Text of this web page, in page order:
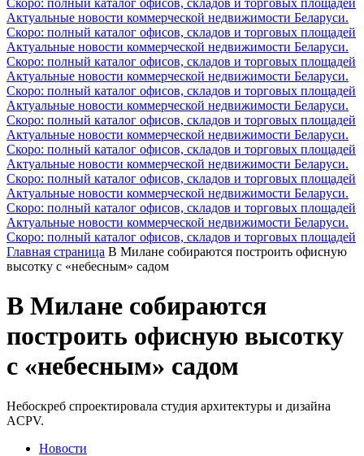
Актуальные новости коммерческой недвижимости Беларуси.
Скоро: полный каталог офисов, складов и торговых площадей
Актуальные новости коммерческой недвижимости Беларуси.
Скоро: полный каталог офисов, складов и торговых площадей
Актуальные новости коммерческой недвижимости Беларуси.
Скоро: полный каталог офисов, складов и торговых площадей
Актуальные новости коммерческой недвижимости Беларуси.
Скоро: полный каталог офисов, складов и торговых площадей
Актуальные новости коммерческой недвижимости Беларуси.
Скоро: полный каталог офисов, складов и торговых площадей
Актуальные новости коммерческой недвижимости Беларуси.
Скоро: полный каталог офисов, складов и торговых площадей
Актуальные новости коммерческой недвижимости Беларуси.
Скоро: полный каталог офисов, складов и торговых площадей
Актуальные новости коммерческой недвижимости Беларуси.
Скоро: полный каталог офисов, складов и торговых площадей
Главная страница В Милане собираются построить офисную
высотку с «небесным» садом
В Милане собираются
построить офисную высотку
с «небесным» садом
Небоскреб спроектировала студия архитектуры и дизайна
ACPV.
Новости